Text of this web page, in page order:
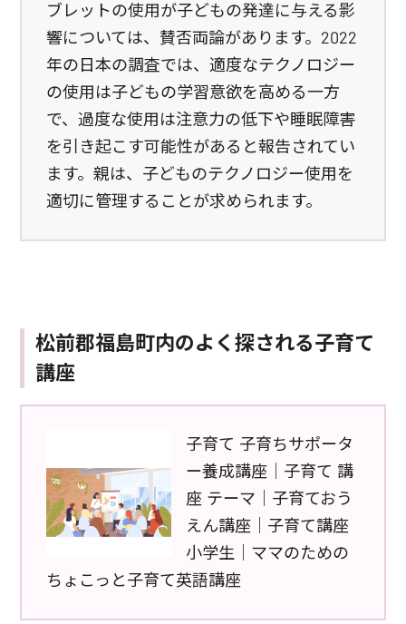
ブレットの使用が子どもの発達に与える影
響については、賛否両論があります。2022
年の日本の調査では、適度なテクノロジー
の使用は子どもの学習意欲を高める一方
で、過度な使用は注意力の低下や睡眠障害
を引き起こす可能性があると報告されてい
ます。親は、子どものテクノロジー使用を
適切に管理することが求められます。
松前郡福島町内のよく探される子育て
講座
子育て 子育ちサポータ
ー養成講座｜子育て 講
座 テーマ｜子育ておう
えん講座｜子育て講座
小学生｜ママのための
ちょこっと子育て英語講座